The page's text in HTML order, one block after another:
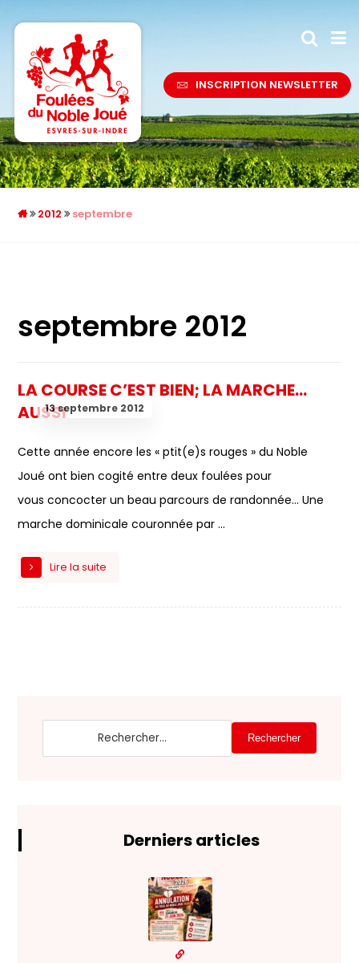
INSCRIPTION NEWSLETTER
2012 septembre
septembre 2012
LA COURSE C’EST BIEN; LA MARCHE…
AUSSI13 septembre 2012
Cette année encore les « ptit(e)s rouges » du Noble
Joué ont bien cogité entre deux foulées pour
vous concocter un beau parcours de randonnée… Une
marche dominicale couronnée par ...
Lire la suite
Rechercher
Derniers articles